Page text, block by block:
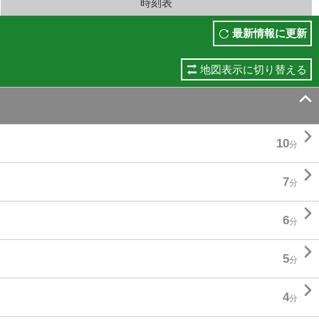
時刻表
最新情報に更新
地図表示に切り替える

10分 
7分 
6分 
5分 
4分 